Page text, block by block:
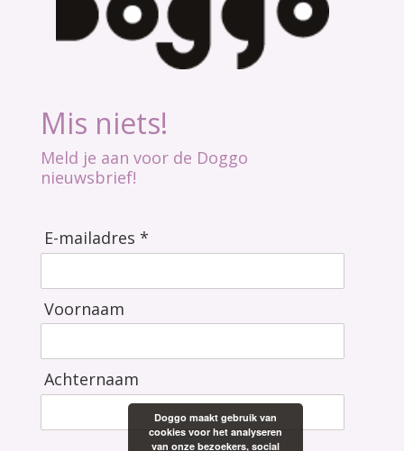
Mis niets!
Meld je aan voor de Doggo
nieuwsbrief!
E-mailadres *
Voornaam
Achternaam
Doggo maakt gebruik van
cookies voor het analyseren
van onze bezoekers, social